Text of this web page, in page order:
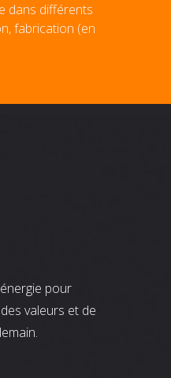
dans différents
fabrication (en
pour
valeurs et de